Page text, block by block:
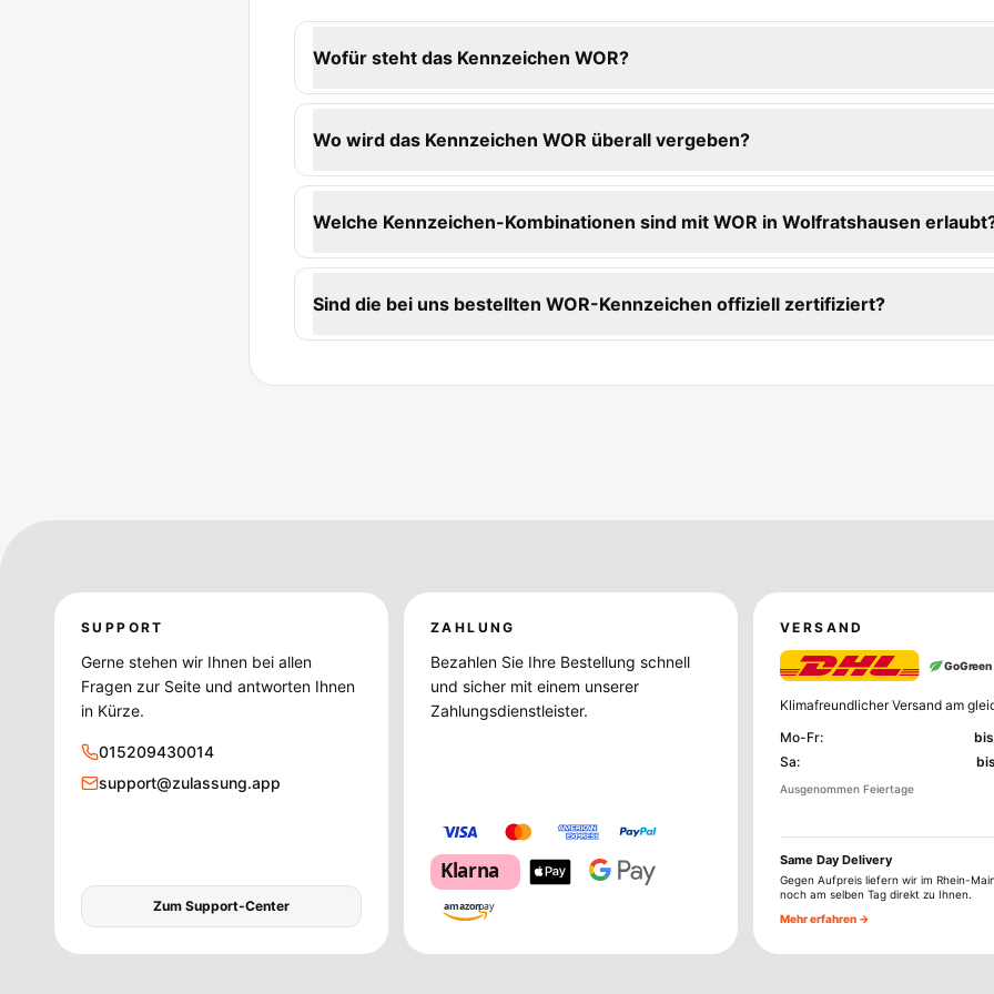
Wofür steht das Kennzeichen WOR?
Wo wird das Kennzeichen WOR überall vergeben?
Welche Kennzeichen-Kombinationen sind mit WOR in Wolfratshausen
Sind die bei uns bestellten WOR-Kennzeichen offiziell zertifiziert?
SUPPORT
Gerne stehen wir Ihnen bei allen
Fragen zur Seite und antworten Ihnen
in Kürze.
015209430014
support@zulassung.app
Zum Support-Center
ZAHLUNG
Bezahlen Sie Ihre Bestellung schnell
und sicher mit einem unserer
Zahlungsdienstleister.
Klarna
amazonpay
VERSAND
GoGreen
Klimafreundlicher Versand am
Mo-Fr:
Sa:
Ausgenommen Feiertage
Same Day Delivery
Gegen Aufpreis liefern wir im Rhein-
noch am selben Tag direkt zu Ihnen.
Mehr erfahren →